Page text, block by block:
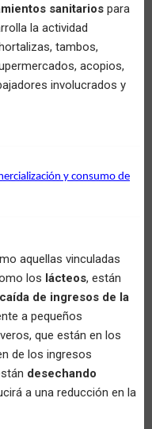
sanitarios para
la actividad
tambos,
acopios,
involucrados y
y consumo de
aquellas vinculadas
los lácteos, están
de ingresos de la
a pequeños
que están en los
de los ingresos
desechando
a una reducción en la